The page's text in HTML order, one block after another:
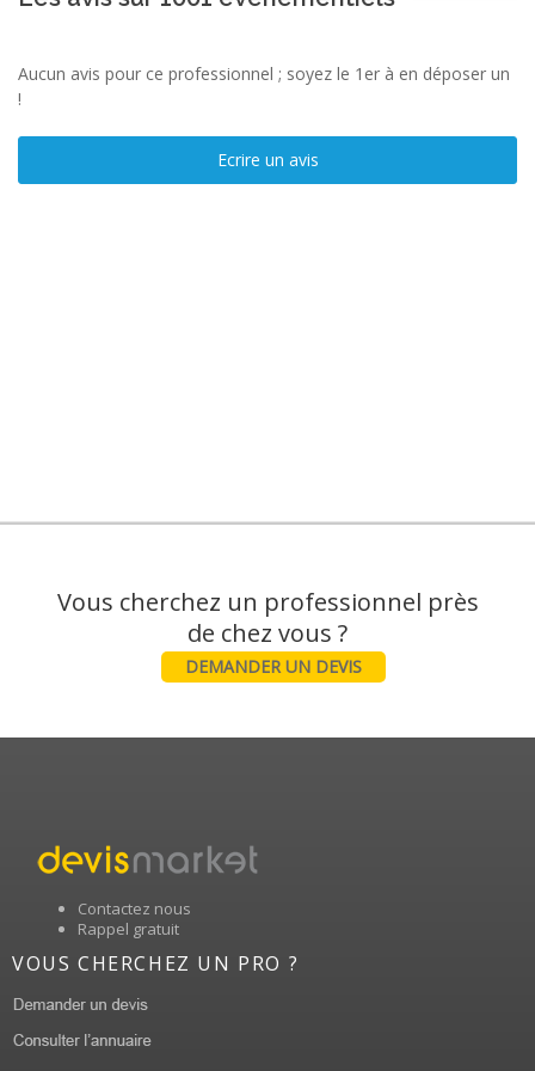
Aucun avis pour ce professionnel ; soyez le 1er à en déposer un
!
Ecrire un avis
Vous cherchez un professionnel près
DEMANDER UN DEVIS
Contactez nous
Rappel gratuit
VOUS CHERCHEZ UN PRO ?